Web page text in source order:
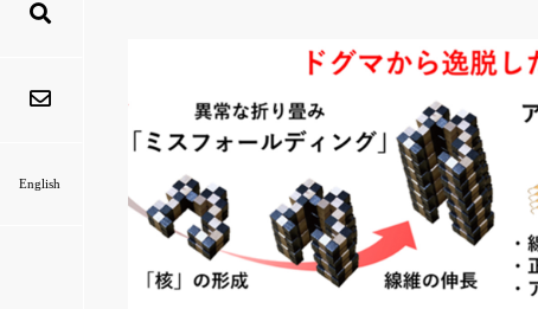
English